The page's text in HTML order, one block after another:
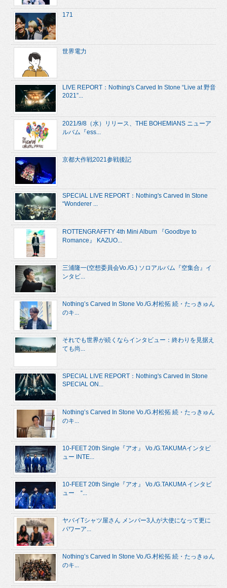
171
世界電力
LIVE REPORT：Nothing's Carved In Stone “Live at 野音
2021”...
2021/9/8（水）リリース、THE BOHEMIANS ニューア
ルバム『ess...
京都大作戦2021参戦後記
SPECIAL LIVE REPORT：Nothing's Carved In Stone
“Wonderer ...
ROTTENGRAFFTY 4th Mini Album 『Goodbye to
Romance』 KAZUO...
三浦隆一(空想委員会Vo./G.) ソロアルバム『空集合』イ
ンタビ...
Nothing’s Carved In Stone Vo./G.村松拓 続・たっきゅん
のキ...
それでも世界が続くならインタビュー：終わりを見据え
ても尚...
SPECIAL LIVE REPORT：Nothing's Carved In Stone
SPECIAL ON...
Nothing’s Carved In Stone Vo./G.村松拓 続・たっきゅん
のキ...
10-FEET 20th Single『アオ』 Vo./G.TAKUMAインタビ
ュー INTE...
10-FEET 20th Single『アオ』 Vo./G.TAKUMA インタビ
ュー “...
ヤバイTシャツ屋さん メンバー3人が大使になって更に
パワーア...
Nothing’s Carved In Stone Vo./G.村松拓 続・たっきゅん
のキ...